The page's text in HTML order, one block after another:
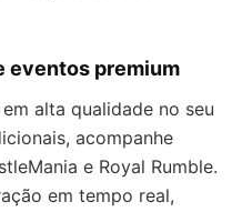
eventos premium
em alta qualidade no seu
acompanhe
e Royal Rumble.
em tempo real,